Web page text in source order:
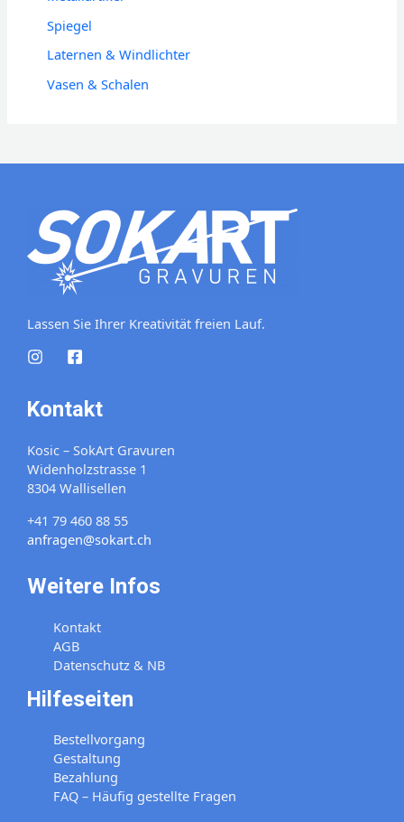
Spiegel
Laternen & Windlichter
Vasen & Schalen
Lassen Sie Ihrer Kreativität freien Lauf.
Kontakt
Kosic – SokArt Gravuren
Widenholzstrasse 1
8304 Wallisellen
+41 79 460 88 55
anfragen@sokart.ch
Weitere Infos
Kontakt
AGB
Datenschutz & NB
Hilfeseiten
Bestellvorgang
Gestaltung
Bezahlung
FAQ – Häufig gestellte Fragen